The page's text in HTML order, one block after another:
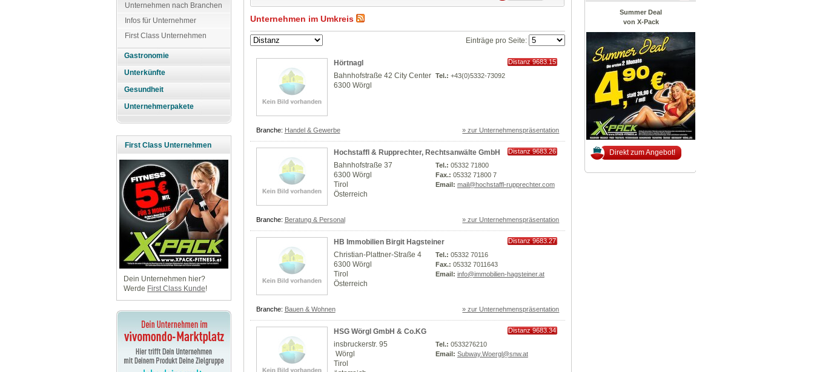
Unternehmen nach Branchen
Infos für Unternehmer
First Class Unternehmen
Gastronomie
Unterkünfte
Gesundheit
Unternehmerpakete
First Class Unternehmen
Dein Unternehmen hier?
Werde First Class Kunde!
Unternehmen im Umkreis
Einträge pro Seite:
Hörtnagl
Distanz 9683.15
Bahnhofstraße 42 City Center
6300 Wörgl
Tel.: +43(0)5332-73092
Branche: Handel & Gewerbe » zur Unternehmenspräsentation
Hochstaffl & Rupprechter, Rechtsanwälte GmbH
Distanz 9683.26
Bahnhofstraße 37
6300 Wörgl
Tirol
Österreich
Tel.: 05332 71800
Fax.: 05332 71800 7
Email: mail@hochstaffl-rupprechter.com
Branche: Beratung & Personal » zur Unternehmenspräsentation
HB Immobilien Birgit Hagsteiner
Distanz 9683.27
Christian-Plattner-Straße 4
6300 Wörgl
Tirol
Österreich
Tel.: 05332 70116
Fax.: 05332 7011643
Email: info@immobilien-hagsteiner.at
Branche: Bauen & Wohnen » zur Unternehmenspräsentation
HSG Wörgl GmbH & Co.KG
Distanz 9683.34
insbruckerstr. 95
Wörgl
Tirol
Tel.: 0533276210
Email: Subway.Woergl@snw.at
Summer Deal
von X-Pack
Direkt zum Angebot!